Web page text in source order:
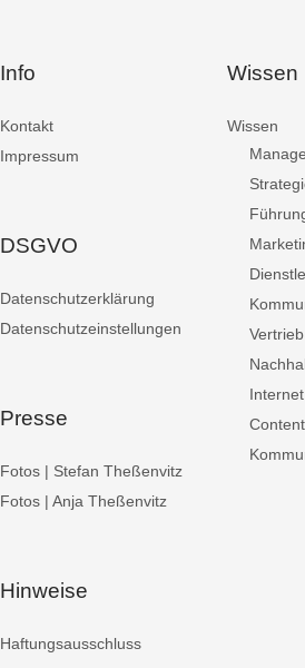
Info
Kontakt
Impressum
DSGVO
Datenschutzerklärung
Datenschutzeinstellungen
Presse
Fotos | Stefan Theßenvitz
Fotos | Anja Theßenvitz
Hinweise
Haftungsausschluss
Wissen
Wissen
Vertrieb
Internet
Content